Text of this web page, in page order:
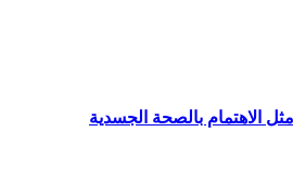
الاهتمام بالصحة الجسدية